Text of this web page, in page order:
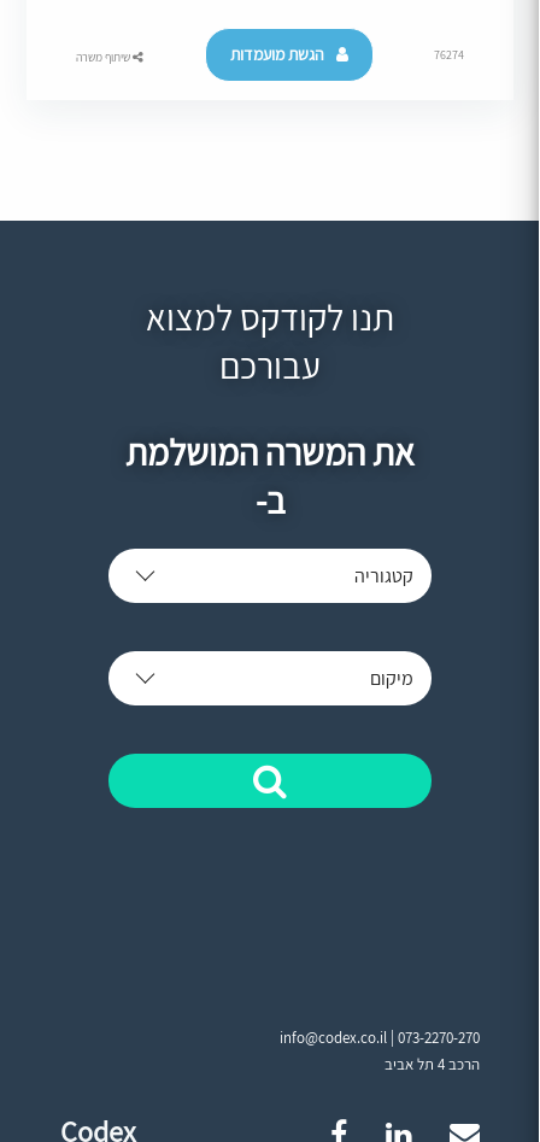
76274 הגשת מועמדות שיתוף משרה
תנו לקודקס למצוא
עבורכם
את המשרה המושלמת
ב-
קטגוריה
מיקום
info@codex.co.il |073-2270-270
הרכב 4 תל אביב
Codex